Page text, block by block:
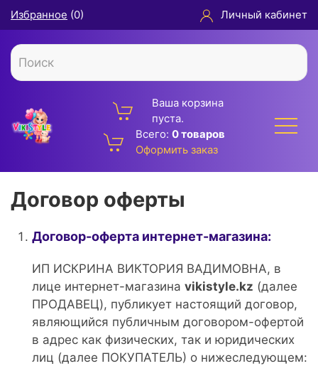
Избранное (0) Личный кабинет
Ваша корзина
пуста.
Всего: 0 товаров
Оформить заказ
Договор оферты
Договор-оферта интернет-магазина:
ИП ИСКРИНА ВИКТОРИЯ ВАДИМОВНА, в
лице интернет-магазина vikistyle.kz (далее
ПРОДАВЕЦ), публикует настоящий договор,
являющийся публичным договором-офертой
в адрес как физических, так и юридических
лиц (далее ПОКУПАТЕЛЬ) о нижеследующем: